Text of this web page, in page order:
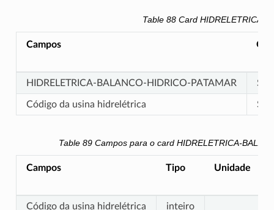
Table 88 Card HIDRELETRICA-
Campos
HIDRELETRICA-BALANCO-HIDRICO-PATAMAR Sim
Código da usina hidrelétrica Sim
Table 89 Campos para o card HIDRELETRICA-
Campos Tipo Unidade
Código da usina hidrelétrica inteiro